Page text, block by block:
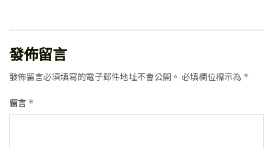
發佈留言
發佈留言必須填寫的電子郵件地址不會公開。 必填欄位標示為 *
留言 *